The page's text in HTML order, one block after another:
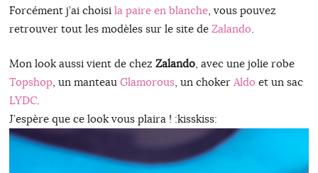
Forcément j’ai choisi la paire en blanche, vous pouvez
retrouver tout les modèles sur le site de Zalando
Mon look aussi vient de chez Zalando, avec une jolie robe
Topshop, un manteau Glamorous, un choker Aldo et un sac
LYDC.
J’espère que ce look vous plaira ! :kisskiss: